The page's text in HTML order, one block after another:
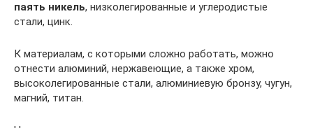
паять никель, низколегированные и углеродистые
стали, цинк.
К материалам, с которыми сложно работать, можно
отнести алюминий, нержавеющие, а также хром,
высоколегированные стали, алюминиевую бронзу, чугун,
магний, титан.